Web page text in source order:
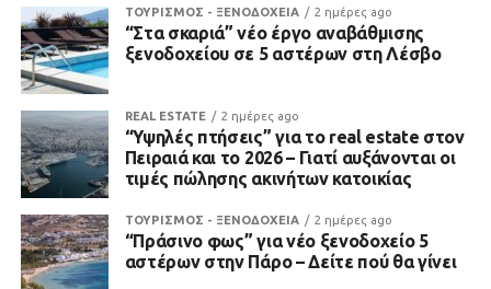
ΤΟΥΡΙΣΜΟΣ - ΞΕΝΟΔΟΧΕΙΑ 2 ημέρες ago
“Στα σκαριά” νέο έργο αναβάθμισης
ξενοδοχείου σε 5 αστέρων στη Λέσβο
REAL ESTATE 2 ημέρες ago
“Υψηλές πτήσεις” για το real estate στον
Πειραιά και το 2026 – Γιατί αυξάνονται οι
τιμές πώλησης ακινήτων κατοικίας
ΤΟΥΡΙΣΜΟΣ - ΞΕΝΟΔΟΧΕΙΑ 2 ημέρες ago
“Πράσινο φως” για νέο ξενοδοχείο 5
αστέρων στην Πάρο – Δείτε πού θα γίνει